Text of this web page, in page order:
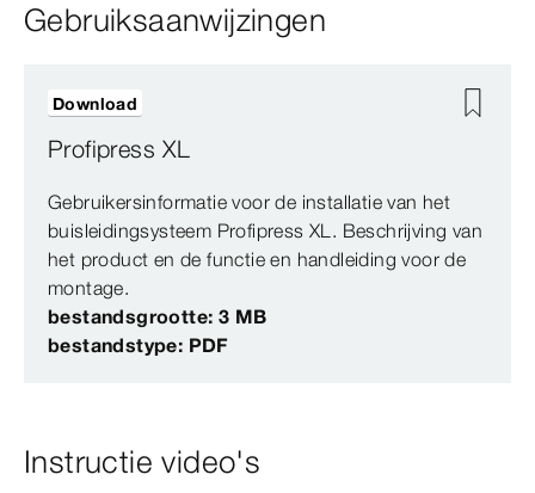
Gebruiksaanwijzingen
Profipress XL
Gebruikersinformatie voor de installatie van het
buisleidingsysteem Profipress XL. Beschrijving van
het product en de functie en handleiding voor de
montage.
bestandsgrootte: 3 MB
bestandstype: PDF
Download
Instructie video's